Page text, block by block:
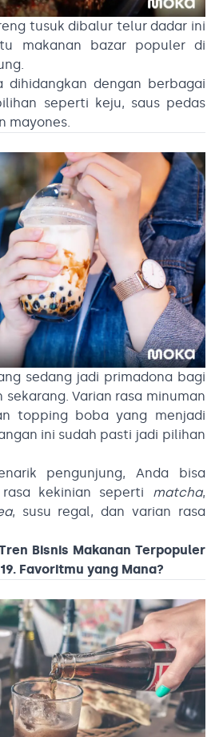
tusuk dibalur telur dadar ini
makanan bazar populer di
dihidangkan dengan berbagai
seperti keju, saus pedas
mayones.
sedang jadi primadona bagi
sekarang. Varian rasa minuman
topping boba yang menjadi
ini sudah pasti jadi pilihan
pengunjung, Anda bisa
kekinian seperti matcha,
, susu regal, dan varian rasa
Bisnis Makanan Terpopuler
Favoritmu yang Mana?